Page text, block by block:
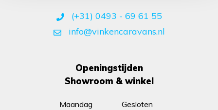
(+31) 0493 - 69 61 55
info@vinkencaravans.nl
Openingstijden
Showroom & winkel
Maandag
Gesloten